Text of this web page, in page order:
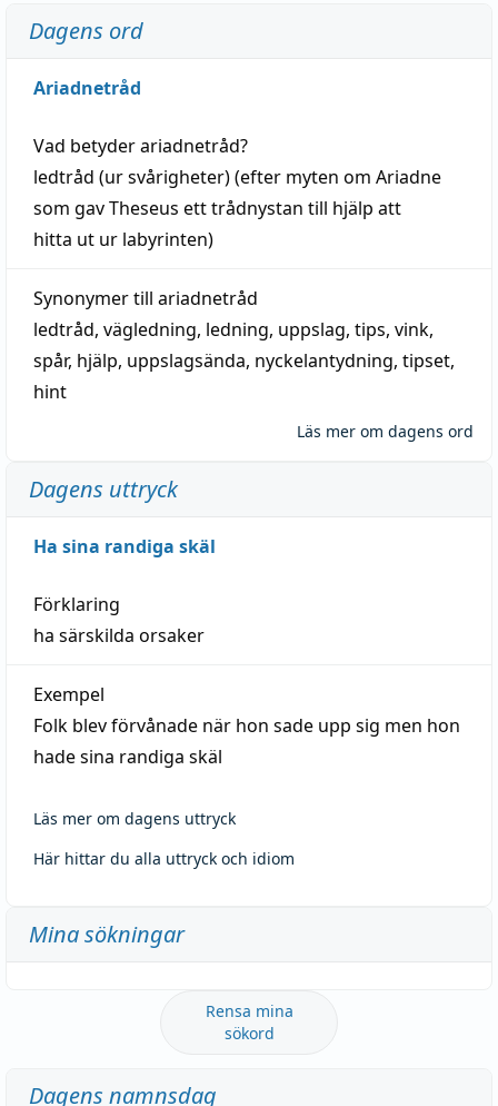
Dagens ord
Ariadnetråd
Vad betyderariadnetråd?
ledtråd (ur svårigheter) (efter myten om Ariadne
som gav Theseus ett trådnystan till hjälp att
hitta ut ur labyrinten)
Synonymer till ariadnetråd
ledtråd, vägledning, ledning, uppslag, tips, vink,
spår, hjälp, uppslagsända, nyckelantydning, tipset,
hint
Läs mer om dagens ord
Dagens uttryck
Ha sina randiga skäl
Förklaring
ha särskilda orsaker
Exempel
Folk blev förvånade när hon sade upp sig men hon
hade sina randiga skäl
Läs mer om dagens uttryck
Här hittar du alla uttryck och idiom
Mina sökningar
Rensa mina
sökord
Dagens namnsdag